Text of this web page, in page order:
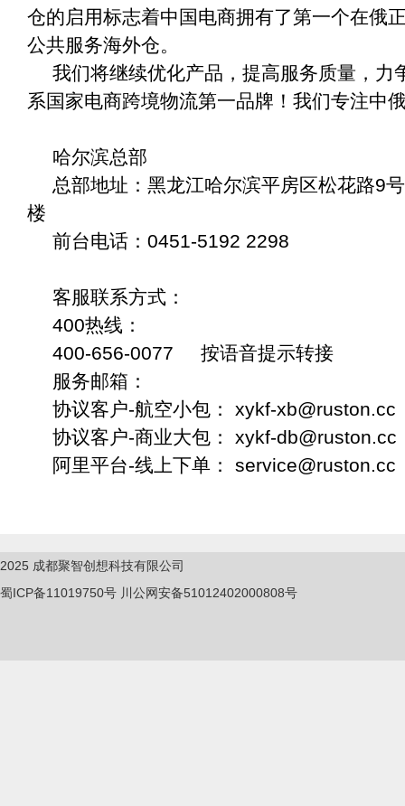
仓的启用标志着中国电商拥有了第一个在俄
公共服务海外仓。
我们将继续优化产品，提高服务质量，力
系国家电商跨境物流第一品牌！我们专注中
哈尔滨总部
总部地址：黑龙江哈尔滨平房区松花路9
楼
前台电话：0451-5192 2298
客服联系方式：
400热线：
400-656-0077 按语音提示转接
服务邮箱：
协议客户-航空小包： xykf-xb@ruston.cc
协议客户-商业大包： xykf-db@ruston.cc
阿里平台-线上下单：
2025 成都聚智创想科技有限公司
蜀ICP备11019750号 川公网安备51012402000808号